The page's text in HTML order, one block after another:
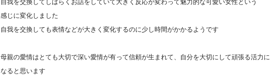
自我を交換してしばらくお話をしていて大きく反応が変わって魅力的な可愛い女性という
感じに変化しました
自我を交換しても表情などが大きく変化するのに少し時間がかかるようです
母親の愛情はとても大切で深い愛情が有って信頼が生まれて、自分を大切にして頑張る活力に
なると思います